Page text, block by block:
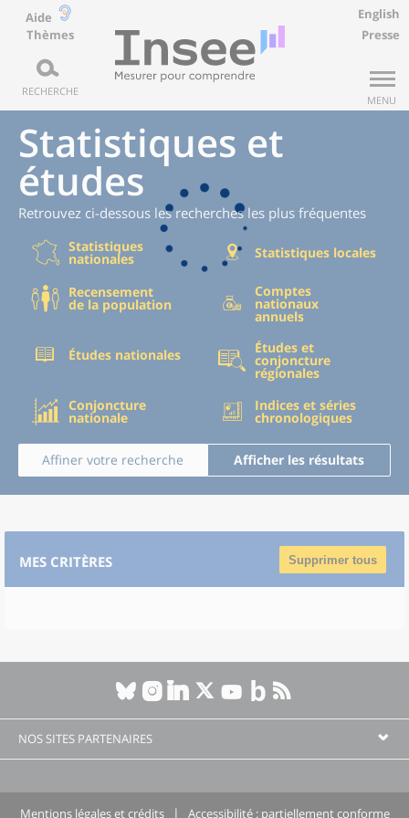
Aide
Thèmes
RECHERCHE
English
Presse
MENU
Statistiques et
études
Retrouvez ci-dessous les recherches les plus fréquentes
Statistiques
nationales Statistiques locales
Recensement
de la population
Comptes
nationaux
annuels
Études nationales Études et
conjoncture
régionales
Conjoncture
nationale
Indices et séries
chronologiques
Affiner votre recherche Afficher les résultats
MES CRITÈRES Supprimer tous
NOS SITES PARTENAIRES
Mentions légales et crédits Accessibilité : partiellement conforme